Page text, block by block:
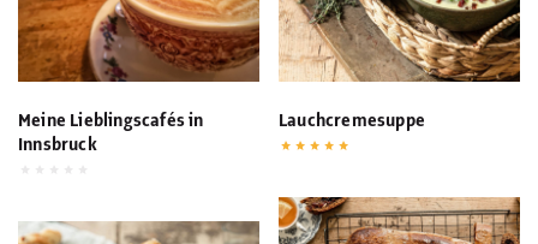
Meine Lieblingscafés in
Innsbruck
Lauchcremesuppe